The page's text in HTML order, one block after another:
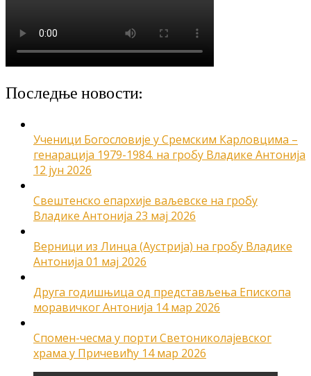
Последње новости:
Ученици Богословије у Сремским Карловцима –
генарација 1979-1984. на гробу Владике Антонија
12 јун 2026
Свештенско епархије ваљевске на гробу
Владике Антонија 23 мај 2026
Верници из Линца (Аустрија) на гробу Владике
Антонија 01 мај 2026
Друга годишњица од представљења Епископа
моравичког Антонија 14 мар 2026
Спомен-чесма у порти Светониколајевског
храма у Причевићу 14 мар 2026